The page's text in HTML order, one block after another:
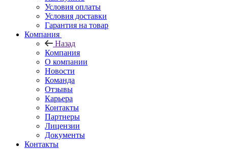
Условия оплаты
Условия доставки
Гарантия на товар
Компания
Назад
Компания
О компании
Новости
Команда
Отзывы
Карьера
Контакты
Партнеры
Лицензии
Документы
Контакты